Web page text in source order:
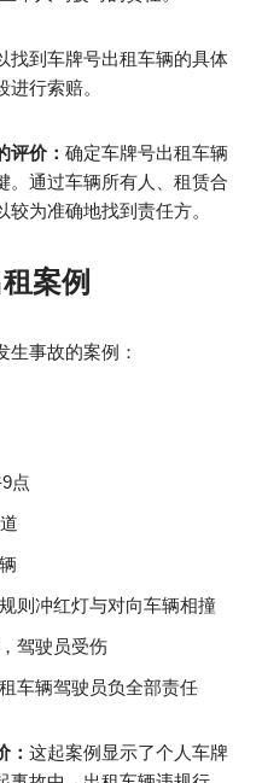
找到车牌号出租车辆的具体
行索赔。
评价： 确定车牌号出租车辆
。通过车辆所有人、租赁合
为准确地找到责任方。
案例
生事故的案例：
点
则冲红灯与对向车辆相撞
驾驶员受伤
车辆驾驶员负全部责任
： 这起案例显示了个人车牌